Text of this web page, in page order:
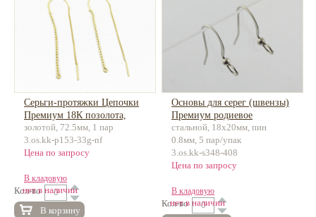
Серьги-протяжки Цепочки
Премиум 18К позолота,
латунь
золотой, 72.5мм, 1 пар
3.os.kk-p153-33g-nf
Цена по запросу
В кладовую
Кол-во
нет в наличии
В корзину
Основы для серег (швензы)
Премиум родиевое
покрытие, латунь
стальной, 18х20мм, пин
0.8мм, 5 пар/упак
3.os.kk-s348-408
Цена по запросу
В кладовую
Кол-во
нет в наличии